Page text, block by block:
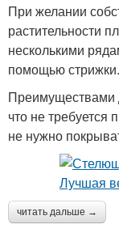
При желании
растительности
несколькими
помощью стрижки.
Преимуществами
что не требуется
не нужно
читать дальше →